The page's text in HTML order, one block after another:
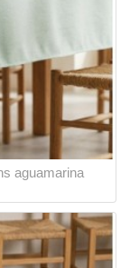
aguamarina